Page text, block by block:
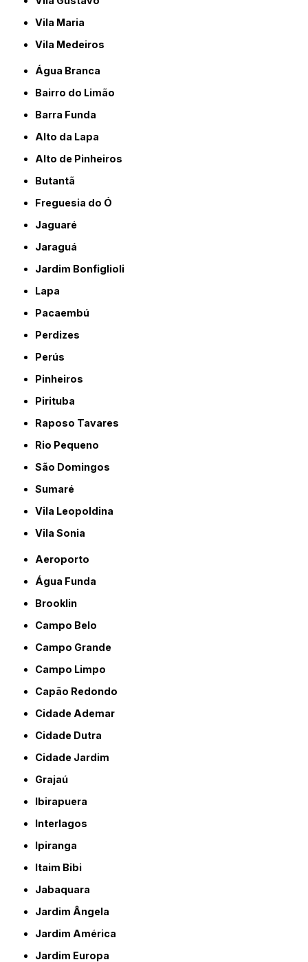
Vila Maria
Vila Medeiros
Água Branca
Bairro do Limão
Barra Funda
Alto da Lapa
Alto de Pinheiros
Butantã
Freguesia do Ó
Jaguaré
Jaraguá
Jardim Bonfiglioli
Lapa
Pacaembú
Perdizes
Perús
Pinheiros
Pirituba
Raposo Tavares
Rio Pequeno
São Domingos
Sumaré
Vila Leopoldina
Vila Sonia
Aeroporto
Água Funda
Brooklin
Campo Belo
Campo Grande
Campo Limpo
Capão Redondo
Cidade Ademar
Cidade Dutra
Cidade Jardim
Grajaú
Ibirapuera
Interlagos
Ipiranga
Itaim Bibi
Jabaquara
Jardim Ângela
Jardim América
Jardim Europa